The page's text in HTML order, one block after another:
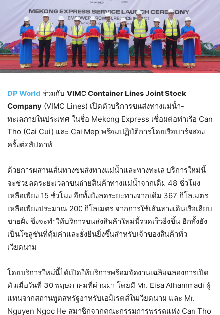
DP World ร่วมกับ VIMC Container Lines Joint Stock
Company (VIMC Lines) เปิดตัวบริการขนส่งทางแม่น้ำ-
ทะเลภายในประเทศ ในชื่อ Mekong Express เชื่อมต่อท่าเรือ Can
Tho (Cai Cui) และ Cai Mep พร้อมปฏิบัติการโดยเรือบาร์จสอง
ครั้งต่อสัปดาห์
ด้วยการผสานเส้นทางขนส่งทางแม่น้ำและทางทะเล บริการใหม่นี้
จะช่วยลดระยะเวลาขนถ่ายสินค้าทางแม่น้ำจากเดิม 48 ชั่วโมง
เหลือเพียง 15 ชั่วโมง อีกทั้งยังลดระยะทางจากเดิม 367 กิโลเมตร
เหลือเพียงประมาณ 200 กิโลเมตร จากการใช้เส้นทางเดินเรือเลียบ
ชายฝั่ง ซึ่งจะทำให้บริการขนส่งสินค้าใหม่นี้รวดเร็วยิ่งขึ้น อีกทั้งยัง
เป็นโซลูชันที่คุ้มค่าและยั่งยืนยิ่งขึ้นสำหรับเจ้าของสินค้าทั่ว
เวียดนาม
โดยบริการใหม่นี้ได้เปิดให้บริการพร้อมจัดงานเฉลิมฉลองการเปิด
ตัวเมื่อวันที่ 30 พฤษภาคมที่ผ่านมา โดยมี Mr. Eisa Alhammadi ผู้
แทนจากสถานทูตสหรัฐอาหรับเอมิเรตส์ในเวียดนาม และ Mr.
Nguyen Ngoc He สมาชิกจากคณะกรรมการพรรคแห่ง Can Tho